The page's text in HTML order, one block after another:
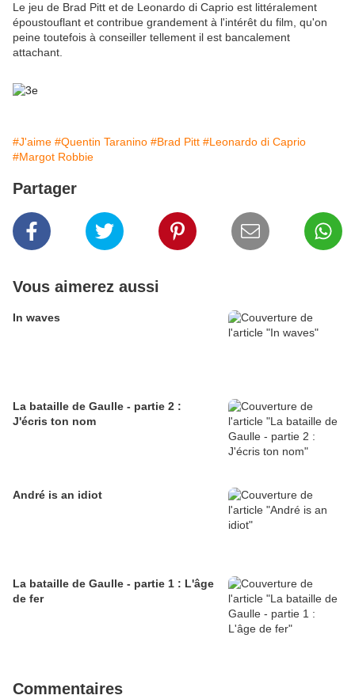
Le jeu de Brad Pitt et de Leonardo di Caprio est littéralement
époustouflant et contribue grandement à l'intérêt du film, qu'on
peine toutefois à conseiller tellement il est bancalement
attachant.
#J'aime #Quentin Taranino #Brad Pitt #Leonardo di Caprio
#Margot Robbie
Partager
Vous aimerez aussi
In waves
La bataille de Gaulle - partie 2 :
J'écris ton nom
André is an idiot
La bataille de Gaulle - partie 1 : L'âge
de fer
Commentaires